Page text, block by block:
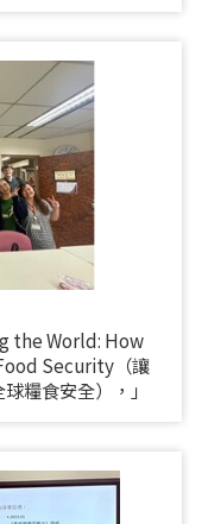
the World: How
Security（讓
糧食安全），」